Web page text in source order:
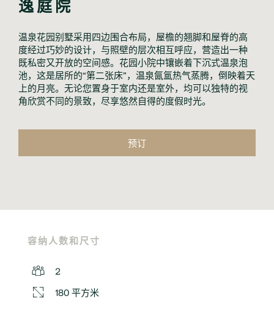
逸庭院
温泉花园别墅采用四边围合布局，屋檐的翘脚和屋脊的高
度经过巧妙的设计，与照壁的层次相互呼应，营造出一种
既私密又开放的空间感。花园小院中镶嵌着下沉式温泉泡
池，这是居所的“第二张床”，温泉氤氲热气蒸腾，倒映着天
上的月亮。无论您置身于室内还是室外，均可以独特的视
角欣赏不同的景致，尽享悠然自得的度假时光。
预订
容纳人数和尺寸
2
180 平方米